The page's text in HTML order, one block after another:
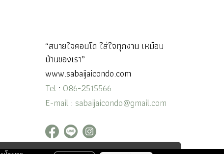
“สบายใจคอนโด ใส่ใจทุกงาน เหมือน
บ้านของเรา”
www.sabaijaicondo.com
Tel : 086-2515566
E-mail : sabaijaicondo@gmail.com